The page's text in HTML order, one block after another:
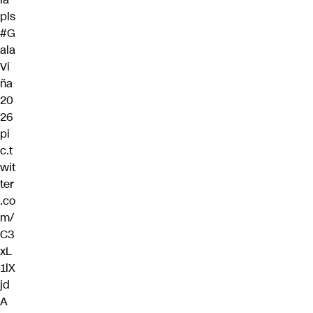
pls
#G
ala
Vi
ña
20
26
pi
c.t
wit
ter
.co
m/
C3
xL
1lX
jd
A